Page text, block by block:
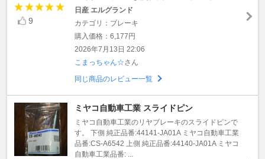
9
日産 エルグランド
カテゴリ：ブレーキ
購入価格：6,177円
2026年7月13日 22:06
こまっちゃん☆さん
同じ商品のレビュー一覧
ミヤコ自動車工業 スライドピン
ミヤコ自動車工業のリヤブレーキのスライドピンで
す。 下側 純正品番:44141-JA01A ミヤコ自動車工業
品番:CS-A6542 上側 純正品番:44140-JA01A ミヤコ
自動車工業品番: ...